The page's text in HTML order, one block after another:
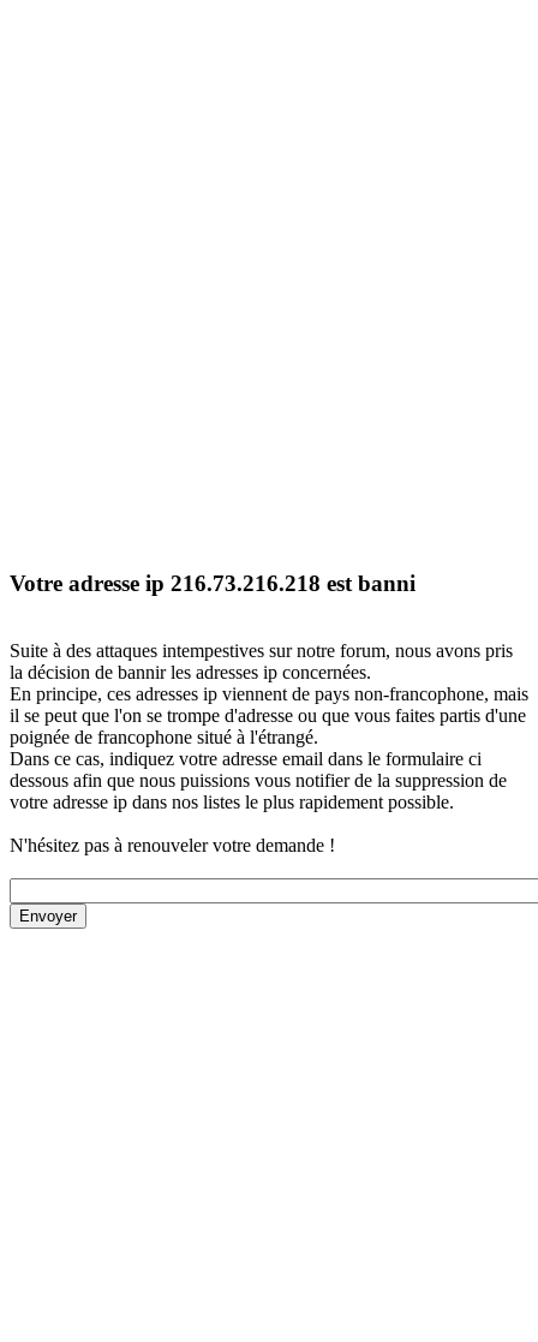
Votre adresse ip 216.73.216.218 est banni
Suite à des attaques intempestives sur notre forum, nous avons pris
la décision de bannir les adresses ip concernées.
En principe, ces adresses ip viennent de pays non-francophone, mais
il se peut que l'on se trompe d'adresse ou que vous faites partis d'une
poignée de francophone situé à l'étrangé.
Dans ce cas, indiquez votre adresse email dans le formulaire ci
dessous afin que nous puissions vous notifier de la suppression de
votre adresse ip dans nos listes le plus rapidement possible.
N'hésitez pas à renouveler votre demande !